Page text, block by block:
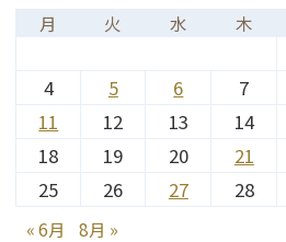
月 火 水 木
4
5 6 7
11
12 13 14
18
19 20 21
25
26 27 28
« 6月 8月 »